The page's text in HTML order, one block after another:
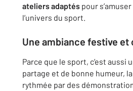
ateliers adaptés pour
l’univers du sport.
Une ambiance festive et
Parce que le sport, c’est aussi
partage et de bonne humeur,
rythmée par des